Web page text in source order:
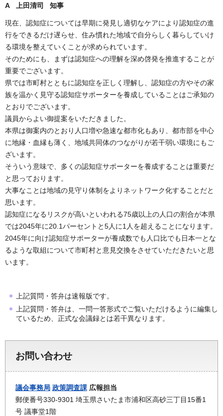
A 上田清司 知事
現在、認知症については早期に発見し適切なケアにより認知症の進
行をできるだけ遅らせ、住み慣れた地域で自分らしく暮らしていけ
る環境を整えていくことが求められています。
そのためにも、まずは認知症への理解を深め啓発を推進することが
重要でございます。
県では市町村とともに認知症を正しく理解し、認知症の方やその家
族を温かく見守る認知症サポーターを養成していることはご承知の
とおりでございます。
議員からよい御提案をいただきました。
本県は御案内のとおり人口増や急速な都市化もあり、都市部を中心
に地縁・血縁も薄く、地域共同体のつながりが若干弱い環境にもご
ざいます。
そういう意味で、多くの認知症サポーターを養成することは重要だ
と思っております。
大事なことは地域の見守り体制をよりネットワーク化することだと
思います。
認知症になるリスクが高いといわれる75歳以上の人口の割合が本県
では2045年に20.1パーセントと5人に1人を超えることになります。
2045年に向け認知症サポーターが養成数でも人口比でも日本一とな
るような取組について市町村と意見交換をさせていただきたいと思
います。
上記質問・答弁は速報版です。
上記質問・答弁は、一問一答形式でご覧いただけるように編集し
ているため、正式な会議録とは若干異なります。
お問い合わせ
議会事務局 政策調査課 広報担当
郵便番号330-9301 埼玉県さいたま市浦和区高砂三丁目15番1
号 議事堂1階